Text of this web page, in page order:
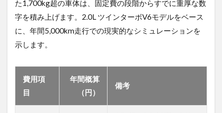
リン
代・
検・
金・
保険
料の
は？
た1,700kg超の車体は、固定費の段階からすでに重厚な数
字を積み上げます。2.0L ツインターボV6モデルをベース
に、年間5,000km走行での現実的なシミュレーションを
示します。
費用項
目
年間概算
（円）
備考